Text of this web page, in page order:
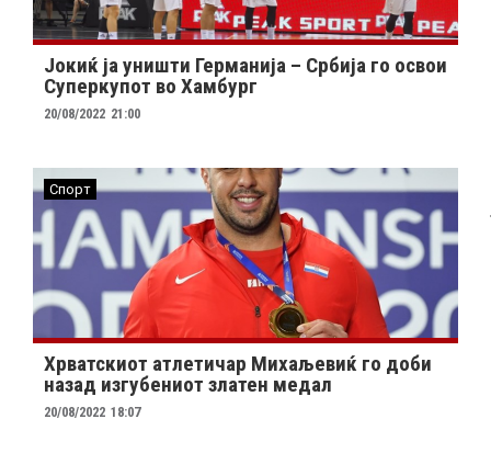
Јокиќ ја уништи Германија – Србија го освои
Суперкупот во Хамбург
20/08/2022 21:00
Спорт
Хрватскиот атлетичар Михаљевиќ го доби
назад изгубениот златен медал
20/08/2022 18:07